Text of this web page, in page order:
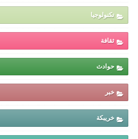
تكنولوجيا
ثقافة
حوادث
خبر
خريبكة